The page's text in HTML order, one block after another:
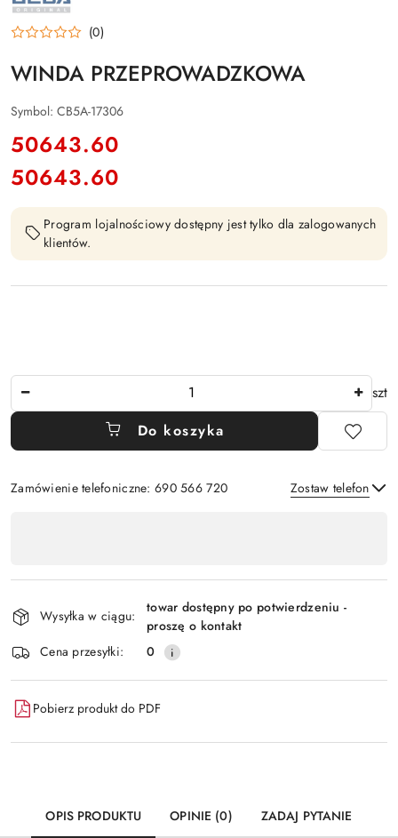
(0)
WINDA PRZEPROWADZKOWA
Symbol: CB5A-17306
cena:
50643.60
Cena:
50643.60
Program lojalnościowy dostępny jest tylko dla zalogowanych
klientów.
szt
Do koszyka
Zamówienie telefoniczne: 690 566 720 Zostaw telefon
płatność
dostawa
Wysyłka w ciągu:
towar dostępny po potwierdzeniu -
proszę o kontakt
Cena przesyłki:
0
Pobierz produkt do PDF
OPIS PRODUKTU OPINIE (0) ZADAJ PYTANIE